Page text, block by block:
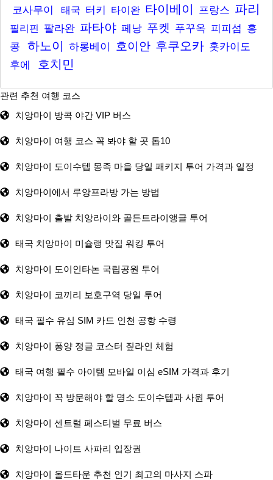
코사무이
태국 터키 타이완 타이베이 프랑스 파리
필리핀 팔라완 파타야 페낭 푸켓 푸꾸옥 피피섬 홍
콩
하노이 하롱베이 호이안 후쿠오카 홋카이도
후에
호치민
관련 추천 여행 코스
치앙마이 방콕 야간 VIP 버스
치앙마이 여행 코스 꼭 봐야 할 곳 톱10
치앙마이 도이수텝 몽족 마을 당일 패키지 투어 가격과 일정
치앙마이에서 루앙프라방 가는 방법
치앙마이 출발 치앙라이와 골든트라이앵글 투어
태국 치앙마이 미슐랭 맛집 워킹 투어
치앙마이 도이인타논 국립공원 투어
치앙마이 코끼리 보호구역 당일 투어
태국 필수 유심 SIM 카드 인천 공항 수령
치앙마이 퐁양 정글 코스터 짚라인 체험
태국 여행 필수 아이템 모바일 이심 eSIM 가격과 후기
치앙마이 꼭 방문해야 할 명소 도이수텝과 사원 투어
치앙마이 센트럴 페스티벌 무료 버스
치앙마이 나이트 사파리 입장권
치앙마이 올드타운 추천 인기 최고의 마사지 스파